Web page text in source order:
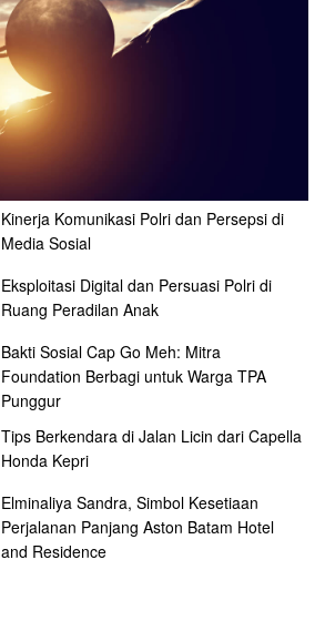
Kinerja Komunikasi Polri dan Persepsi di
Media Sosial
Eksploitasi Digital dan Persuasi Polri di
Ruang Peradilan Anak
Bakti Sosial Cap Go Meh: Mitra
Foundation Berbagi untuk Warga TPA
Punggur
Tips Berkendara di Jalan Licin dari Capella
Honda Kepri
Elminaliya Sandra, Simbol Kesetiaan
Perjalanan Panjang Aston Batam Hotel
and Residence